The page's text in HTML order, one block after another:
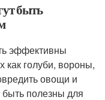
быть
эффективны
как голуби, вороны,
овощи и
полезны для